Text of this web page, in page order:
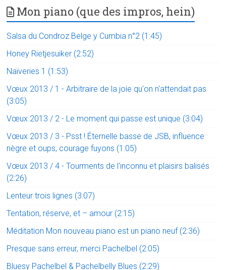
Mon piano (que des impros, hein)
Salsa du Condroz Belge y Cumbia n°2 (1:45)
Honey Rietjesuiker (2:52)
Naïveries 1 (1:53)
Vœux 2013 / 1 - Arbitraire de la joie qu'on n'attendait pas
(3:05)
Vœux 2013 / 2 - Le moment qui passe est unique (3:04)
Vœux 2013 / 3 - Psst ! Éternelle basse de JSB, influence
nègre et oups, courage fuyons (1:05)
Vœux 2013 / 4 - Tourments de l'inconnu et plaisirs balisés
(2:26)
Lenteur trois lignes (3:07)
Tentation, réserve, et – amour (2:15)
Méditation Mon nouveau piano est un piano neuf (2:36)
Presque sans erreur, merci Pachelbel (2:05)
Bluesy Pachelbel & Pachelbelly Blues (2:29)